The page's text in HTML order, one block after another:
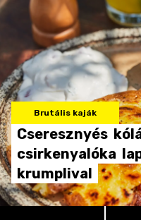
Brutális kaják
Cseresznyés
csirkenyalóka
krumplival